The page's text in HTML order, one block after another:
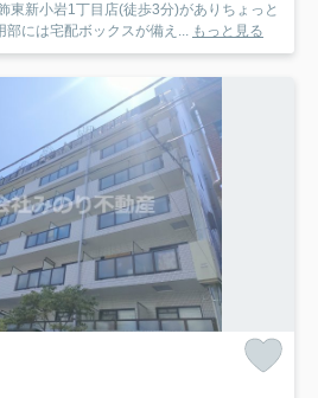
東新小岩1丁目店(徒歩3分)がありちょっと
部には宅配ボックスが備え... もっと見る